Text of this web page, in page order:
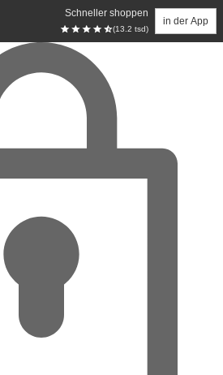
Schneller shoppen
(13.2 tsd)
in der App